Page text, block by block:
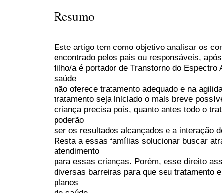
Resumo
Este artigo tem como objetivo analisar os
encontrado pelos pais ou responsáveis,
filho/a é portador de Transtorno do Espectro
saúde
não oferece tratamento adequado e na
tratamento seja iniciado o mais breve
criança precisa pois, quanto antes todo o
poderão
ser os resultados alcançados e a interação
Resta a essas famílias solucionar buscar
atendimento
para essas crianças. Porém, esse direito
diversas barreiras para que seu tratamento
planos